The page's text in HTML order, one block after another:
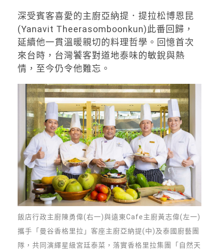
深受賓客喜愛的主廚亞納提．提拉松博恩昆
(Yanavit Theerasomboonkun)此番回歸，
延續他一貫溫暖親切的料理哲學。回憶首次
來台時，台灣饕客對道地泰味的敏銳與熱
情，至今仍令他難忘。
飯店行政主廚陳勇偉(右一)與遠東Cafe主廚黃志偉(左一)
攜手「曼谷香格里拉」客座主廚亞納提(中)及泰國廚藝團
隊，共同演繹星級宮廷泰菜，落實香格里拉集團「自然天